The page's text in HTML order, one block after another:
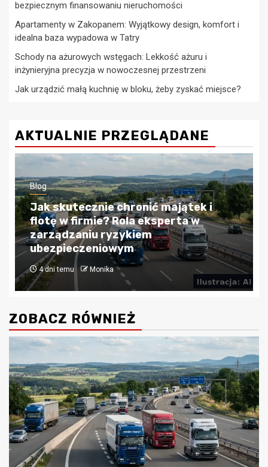
bezpiecznym finansowaniu nieruchomości
Apartamenty w Zakopanem: Wyjątkowy design, komfort i
idealna baza wypadowa w Tatry
Schody na ażurowych wstęgach: Lekkość ażuru i
inżynieryjna precyzja w nowoczesnej przestrzeni
Jak urządzić małą kuchnię w bloku, żeby zyskać miejsce?
AKTUALNIE PRZEGLĄDANE
Blog
Kredyty hipoteczne w Krakowie:
Przewodnik po bezpiecznym
finansowaniu nieruchomości
4 tygodnie temu Monika
ZOBACZ RÓWNIEŻ